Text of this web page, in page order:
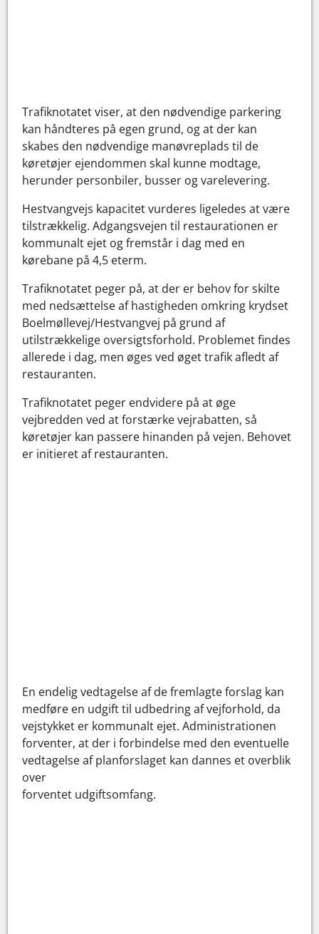
Trafiknotatet viser, at den nødvendige parkering
kan håndteres på egen grund, og at der kan
skabes den nødvendige manøvreplads til de
køretøjer ejendommen skal kunne modtage,
herunder personbiler, busser og varelevering.
Hestvangvejs kapacitet vurderes ligeledes at være
tilstrækkelig. Adgangsvejen til restaurationen er
kommunalt ejet og fremstår i dag med en
kørebane på 4,5 eterm.
Trafiknotatet peger på, at der er behov for skilte
med nedsættelse af hastigheden omkring krydset
Boelmøllevej/Hestvangvej på grund af
utilstrækkelige oversigtsforhold. Problemet findes
allerede i dag, men øges ved øget trafik afledt af
restauranten.
Trafiknotatet peger endvidere på at øge
vejbredden ved at forstærke vejrabatten, så
køretøjer kan passere hinanden på vejen. Behovet
er initieret af restauranten.
En endelig vedtagelse af de fremlagte forslag kan
medføre en udgift til udbedring af vejforhold, da
vejstykket er kommunalt ejet. Administrationen
forventer, at der i forbindelse med den eventuelle
vedtagelse af planforslaget kan dannes et overblik
over
forventet udgiftsomfang.